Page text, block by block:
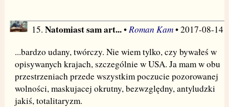
15. Natomiast sam art...• Roman Kam• 2017-08-14
...bardzo udany, twórczy. Nie wiem tylko, czy bywałeś w
opisywanych krajach, szczególnie w USA. Ja mam w obu
przestrzeniach przede wszystkim poczucie pozorowanej
wolności, maskujacej okrutny, bezwzględny, antyludzki
jakiś, totalitaryzm.